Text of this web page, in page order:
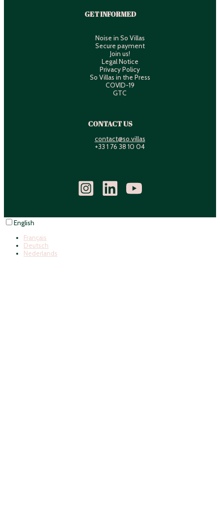
GET INFORMED
Noise in So Villas
Secure payment
Join us!
Legal Notice
Privacy Policy
So Villas in the Press
COVID-19
GTC
CONTACT US
contact@so.villas
+33 1 76 38 10 04
English
Français
Deutsch
Nederlands